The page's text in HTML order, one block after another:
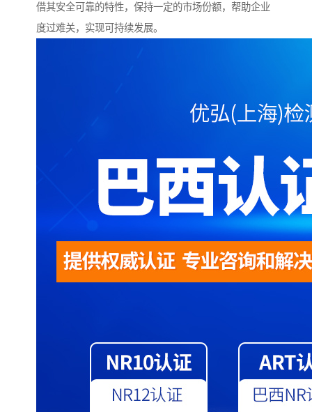
借其安全可靠的特性，保持一定的市场份额，帮助企业
度过难关，实现可持续发展。